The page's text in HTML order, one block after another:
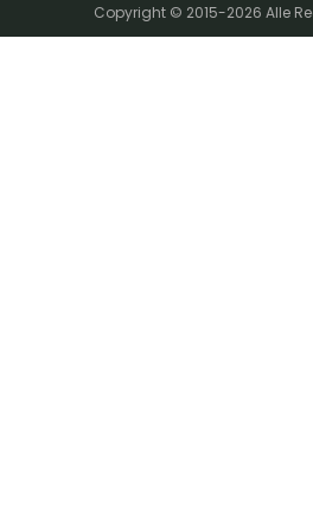
Copyright © 2015-2026 Alle